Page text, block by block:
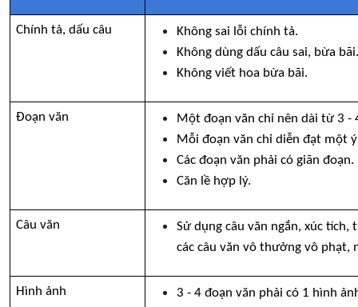
Chính tả, dấu câu
Không sai lỗi chính tả.
Không dùng dấu câu sai, bừa bãi.
Không viết hoa bừa bãi.
Đoạn văn
Một đoạn văn chỉ nên dài từ 3 -
Mỗi đoạn văn chỉ diễn đạt một
Các đoạn văn phải có giãn đoạn.
Căn lề hợp lý.
Câu văn
Sử dụng câu văn ngắn, xúc
các câu văn vô thưởng vô
Hình ảnh 3 - 4 đoạn văn phải có 1 hình